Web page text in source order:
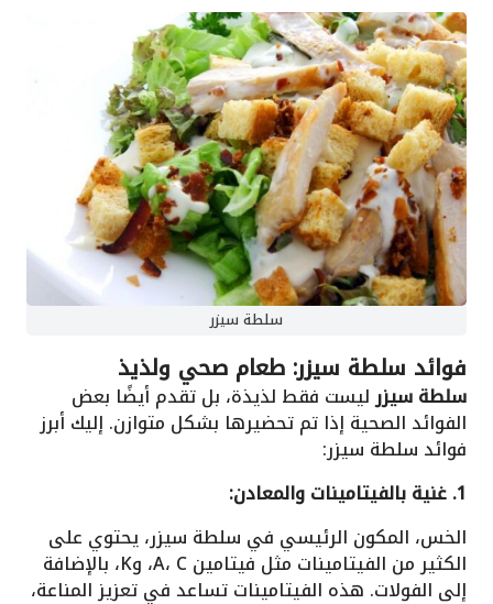
سلطة سيزر
فوائد سلطة سيزر: طعام صحي ولذيذ
سلطة سيزرليست فقط لذيذة، بل تقدم أيضًا بعض
الفوائد الصحية إذا تم تحضيرها بشكل متوازن. إليك أبرز
فوائد سلطة سيزر:
1. غنية بالفيتامينات والمعادن:
الخس، المكون الرئيسي في سلطة سيزر، يحتوي على
الكثير من الفيتامينات مثل فيتامين A، C، وK، بالإضافة
إلى الفولات. هذه الفيتامينات تساعد في تعزيز المناعة،